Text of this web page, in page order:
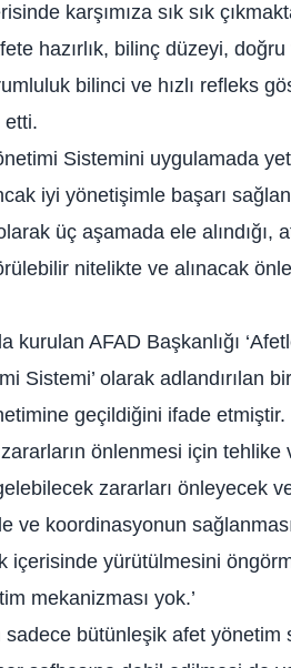
karşımıza sık sık
hazırlık, bilinç düzeyi,
bilinci ve hızlı refleks
etti.
Sistemini uygulamada
iyi yönetişimle başarı
üç aşamada ele
nitelikte ve alınacak
kurulan AFAD Başkanlığı
Sistemi’ olarak adlandırılan
geçildiğini ifade etmiştir.
önlenmesi için
zararları önleyecek
ve koordinasyonun
içerisinde yürütülmesini
mekanizması yok.’
sadece bütünleşik afet